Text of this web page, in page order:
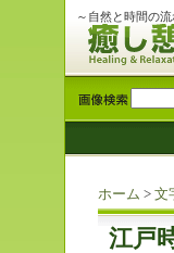
～自然と時間の
ホーム > 文
江戸